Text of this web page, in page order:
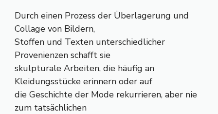
Durch einen Prozess der Überlagerung und
Collage von Bildern,
Stoffen und Texten unterschiedlicher
Provenienzen schafft sie
skulpturale Arbeiten, die häufig an
Kleidungsstücke erinnern oder auf
die Geschichte der Mode rekurrieren, aber nie
zum tatsächlichen